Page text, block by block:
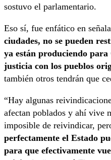
sostuvo el parlamentario.
Eso sí, fue enfático en
ciudades, no se pueden
ya están produciendo
justicia con los pueblos
también otros tendrán que
“Hay algunas
afectan poblados y ahí vive
imposible de reivindicar,
perfectamente el Estado
para que efectivamente